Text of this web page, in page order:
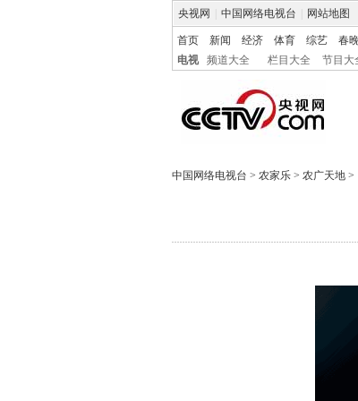
央视网 中国网络电视台 网站地图
首页 新闻 经济 体育 综艺 春
电视
频道大全 栏目大全 节目大
中国网络电视台 > 农家乐 > 农广天地 >